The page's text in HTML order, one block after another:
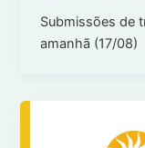
Submissões de
amanhã (17/08)